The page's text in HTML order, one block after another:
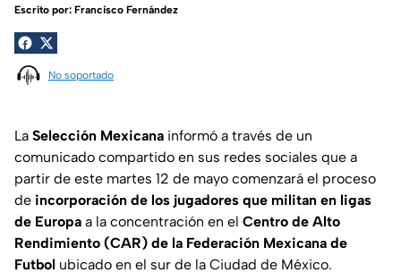
Escrito por: Francisco Fernández
No soportado
La Selección Mexicana informó a través de un
comunicado compartido en sus redes sociales que a
partir de este martes 12 de mayo comenzará el proceso
de incorporación de los jugadores que militan en ligas
de Europa a la concentración en el Centro de Alto
Rendimiento (CAR) de la Federación Mexicana de
Futbol ubicado en el sur de la Ciudad de México.